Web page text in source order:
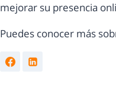
mejorar su presencia
Puedes conocer más